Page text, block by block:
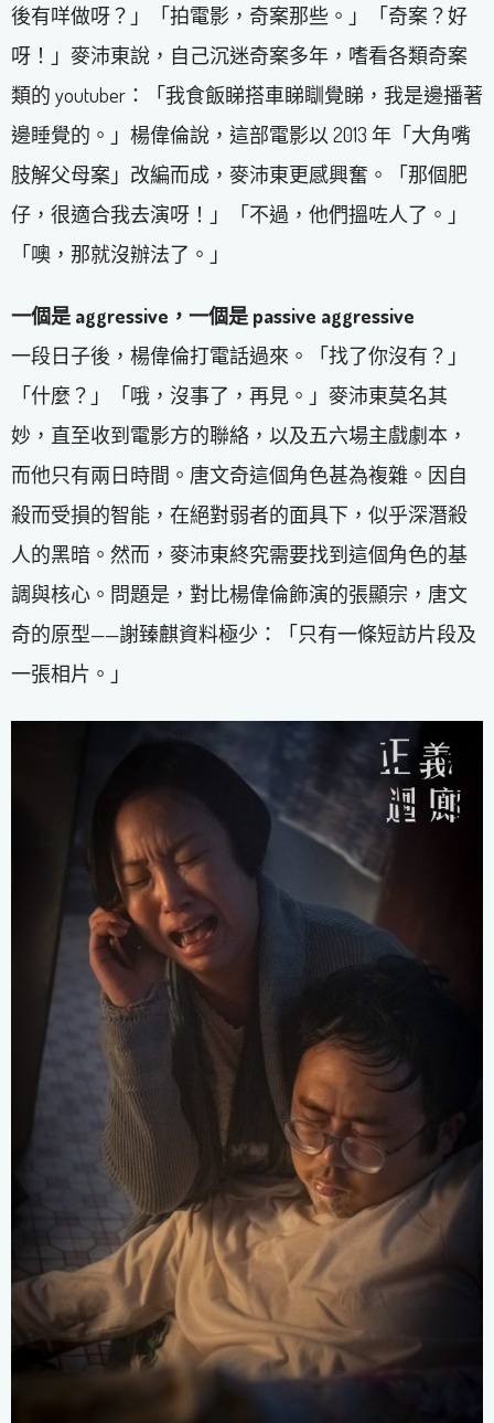
後有咩做呀？」「拍電影，奇案那些。」「奇案？好
呀！」麥沛東說，自己沉迷奇案多年，嗜看各類奇案
類的 youtuber：「我食飯睇搭車睇瞓覺睇，我是邊播著
邊睡覺的。」楊偉倫說，這部電影以 2013 年「大角嘴
肢解父母案」改編而成，麥沛東更感興奮。「那個肥
仔，很適合我去演呀！」「不過，他們搵咗人了。」
「噢，那就沒辦法了。」
一個是 aggressive，一個是 passive aggressive
一段日子後，楊偉倫打電話過來。「找了你沒有？」
「什麼？」「哦，沒事了，再見。」麥沛東莫名其
妙，直至收到電影方的聯絡，以及五六場主戲劇本，
而他只有兩日時間。唐文奇這個角色甚為複雜。因自
殺而受損的智能，在絕對弱者的面具下，似乎深潛殺
人的黑暗。然而，麥沛東終究需要找到這個角色的基
調與核心。問題是，對比楊偉倫飾演的張顯宗，唐文
奇的原型——謝臻麒資料極少：「只有一條短訪片段及
一張相片。」